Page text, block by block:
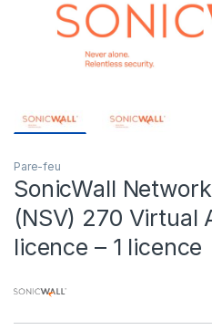
Pare-feu
SonicWall
(NSV) 270 Virtual
licence – 1 licence